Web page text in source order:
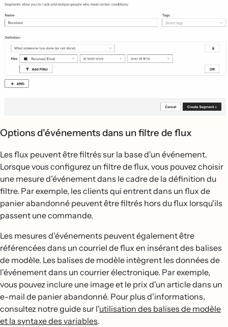
Options d'événements dans un filtre de flux
Les flux peuvent être filtrés sur la base d'un événement.
Lorsque vous configurez un filtre de flux, vous pouvez choisir
une mesure d'événement dans le cadre de la définition du
filtre. Par exemple, les clients qui entrent dans un flux de
panier abandonné peuvent être filtrés hors du flux lorsqu'ils
passent une commande.
Les mesures d'événements peuvent également être
référencées dans un courriel de flux en insérant des balises
de modèle. Les balises de modèle intègrent les données de
l'événement dans un courrier électronique. Par exemple,
vous pouvez inclure une image et le prix d'un article dans un
e-mail de panier abandonné. Pour plus d'informations,
consultez notre guide sur l'utilisation des balises de modèle
et la syntaxe des variables.